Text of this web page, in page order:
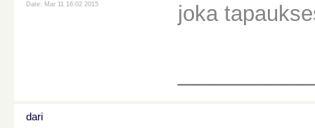
Date: Mar 11 16:02 2015
joka
dari